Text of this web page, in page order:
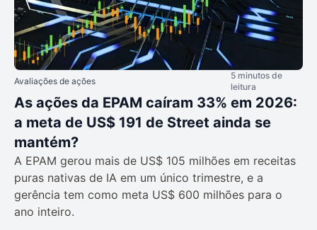
Avaliações de ações
5 minutos de
leitura
As ações da EPAM caíram 33% em 2026:
a meta de US$ 191 de Street ainda se
mantém?
A EPAM gerou mais de US$ 105 milhões em receitas
puras nativas de IA em um único trimestre, e a
gerência tem como meta US$ 600 milhões para o
ano inteiro.